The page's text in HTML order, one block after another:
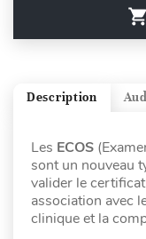
Description
Les ECOS
sont un nouveau
valider le
association avec
clinique et la